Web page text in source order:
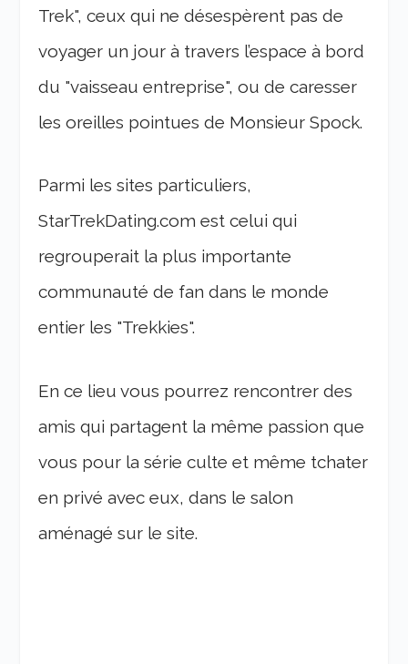
Trek", ceux qui ne désespèrent pas de
voyager un jour à travers l’espace à bord
du "vaisseau entreprise", ou de caresser
les oreilles pointues de Monsieur Spock.
Parmi les sites particuliers,
StarTrekDating.com est celui qui
regrouperait la plus importante
communauté de fan dans le monde
entier les "Trekkies".
En ce lieu vous pourrez rencontrer des
amis qui partagent la même passion que
vous pour la série culte et même tchater
en privé avec eux, dans le salon
aménagé sur le site.